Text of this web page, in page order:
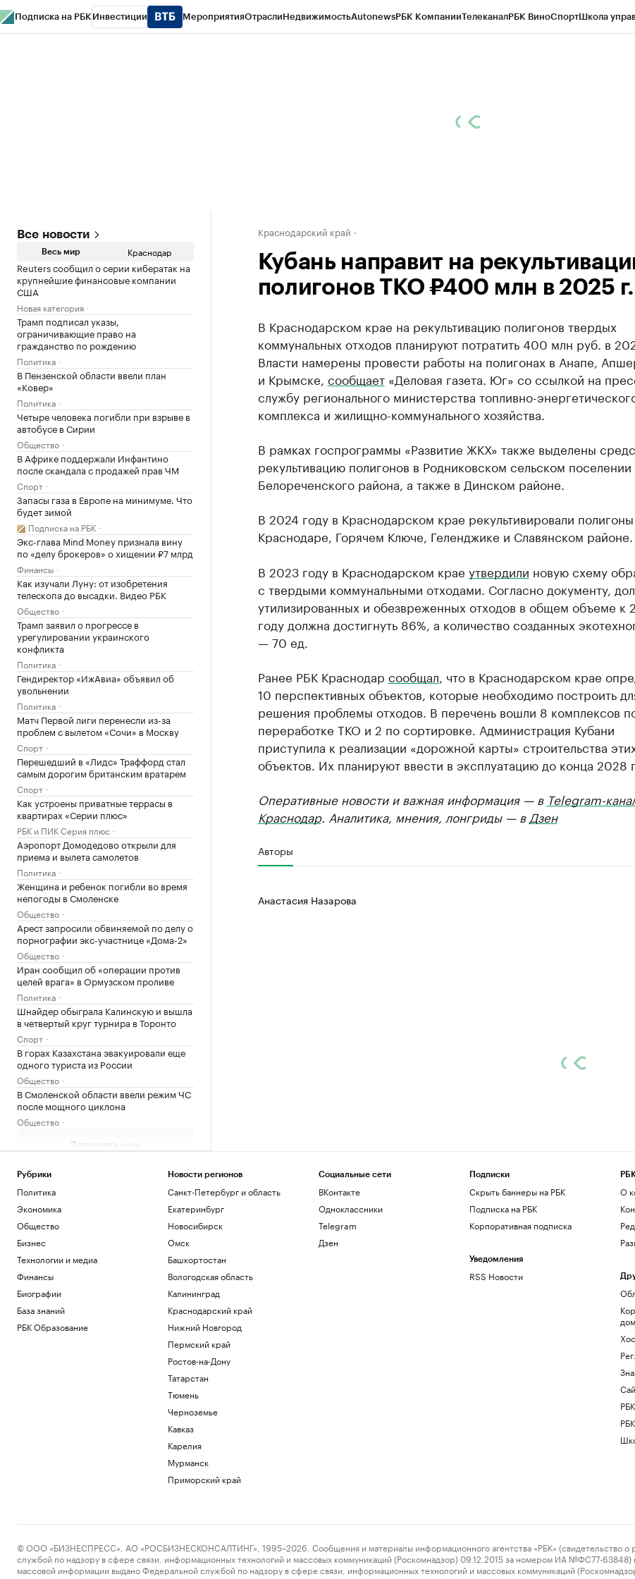
Подписка на РБК Инвестиции МероприятияОтраслиНедвижимостьAutonewsРБК КомпанииТелеканалРБК ВиноСпортШкола
Все новости
Весь мир Краснодар
Reuters сообщил о серии кибератак на
крупнейшие финансовые компании
США
Новая категория
Трамп подписал указы,
ограничивающие право на
гражданство по рождению
Политика
В Пензенской области ввели план
«Ковер»
Политика
Четыре человека погибли при взрыве в
автобусе в Сирии
Общество
В Африке поддержали Инфантино
после скандала с продажей прав ЧМ
Спорт
Запасы газа в Европе на минимуме. Что
будет зимой
Подписка на РБК
Экс-глава Mind Money признала вину
по «делу брокеров» о хищении ₽7 млрд
Финансы
Как изучали Луну: от изобретения
телескопа до высадки. Видео РБК
Общество
Трамп заявил о прогрессе в
урегулировании украинского
конфликта
Политика
Гендиректор «ИжАвиа» объявил об
увольнении
Политика
Матч Первой лиги перенесли из-за
проблем с вылетом «Сочи» в Москву
Спорт
Перешедший в «Лидс» Траффорд стал
самым дорогим британским вратарем
Спорт
Как устроены приватные террасы в
квартирах «Серии плюс»
РБК и ПИК Серия плюс
Аэропорт Домодедово открыли для
приема и вылета самолетов
Политика
Женщина и ребенок погибли во время
непогоды в Смоленске
Общество
Арест запросили обвиняемой по делу о
порнографии экс-участнице «Дома-2»
Общество
Иран сообщил об «операции против
целей врага» в Ормузском проливе
Политика
Шнайдер обыграла Калинскую и вышла
в четвертый круг турнира в Торонто
Спорт
В горах Казахстана эвакуировали еще
одного туриста из России
Общество
В Смоленской области ввели режим ЧС
после мощного циклона
Общество
Загрузить еще
Краснодарский край
Кубань направит на
полигонов ТКО ₽400 млн в 2025 г.
В Краснодарском крае на рекультивацию полигонов твердых
коммунальных отходов планируют потратить 400 млн руб. в
Власти намерены провести работы на полигонах в Анапе,
и Крымске, сообщает«Деловая газета. Юг» со ссылкой на
службу регионального министерства топливно-
комплекса и жилищно-коммунального хозяйства.
В рамках госпрограммы «Развитие ЖКХ» также выделены
рекультивацию полигонов в Родниковском сельском поселении
Белореченского района, а также в Динском районе.
В 2024 году в Краснодарском крае рекультивировали
Краснодаре, Горячем Ключе, Геленджике и Славянском районе.
В 2023 году в Краснодарском крае утвердили новую схему
с твердыми коммунальными отходами. Согласно документу,
утилизированных и обезвреженных отходов в общем объеме к
году должна достигнуть 86%, а количество созданных
— 70 ед.
Ранее РБК Краснодар сообщал , что в Краснодарском крае
10 перспективных объектов, которые необходимо построить
решения проблемы отходов. В перечень вошли 8 комплексов
переработке ТКО и 2 по сортировке. Администрация Кубани
приступила к реализации «дорожной карты» строительства
объектов. Их планируют ввести в эксплуатацию до конца 2028
Оперативные новости и важная информация — в Telegram-
Краснодар. Аналитика, мнения, лонгриды — в Дзен
Авторы
Анастасия Назарова
Рубрики
Политика
Экономика
Общество
Бизнес
Технологии и медиа
Финансы
Биографии
База знаний
РБК Образование
Новости регионов
Санкт-Петербург и область
Екатеринбург
Новосибирск
Омск
Башкортостан
Вологодская область
Калининград
Краснодарский край
Нижний Новгород
Пермский край
Ростов-на-Дону
Татарстан
Тюмень
Черноземье
Кавказ
Карелия
Мурманск
Приморский край
Социальные сети
ВКонтакте
Одноклассники
Telegram
Дзен
Подписки
Скрыть баннеры на РБК
Подписка на РБК
Корпоративная подписка
Уведомления
RSS Новости
О
© ООО «БИЗНЕСПРЕСС», АО «РОСБИЗНЕСКОНСАЛТИНГ», 1995–2026. Сообщения и материалы информационного агентства «РБК» (свидетельство о
службой по надзору в сфере связи, информационных технологий и массовых коммуникаций (Роскомнадзор) 09.12.2015 за номером ИА №ФС77-63848)
массовой информации выдано Федеральной службой по надзору в сфере связи, информационных технологий и массовых коммуникаций